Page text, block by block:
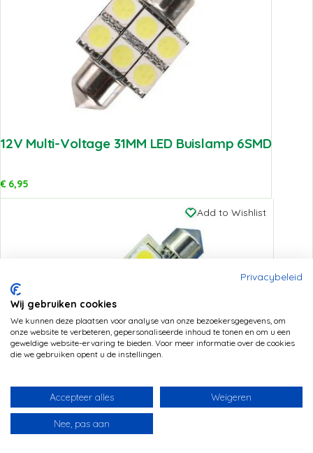
12V Multi-Voltage 31MM LED Buislamp 6SMD
€6,95
Add to Wishlist
12V Multi-Voltage 37MM LED Buislamp 6SMD
Privacybeleid
Wij gebruiken cookies
We kunnen deze plaatsen voor analyse van onze bezoekersgegevens, om
onze website te verbeteren, gepersonaliseerde inhoud te tonen en om u een
geweldige website-ervaring te bieden. Voor meer informatie over de cookies
die we gebruiken opent u de instellingen.
Accepteer alles Weigeren
Nee, pas aan